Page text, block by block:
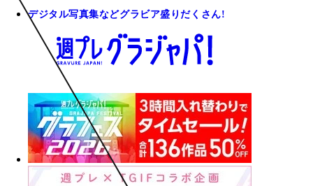
デジタル写真集などグラビア盛りだくさん!